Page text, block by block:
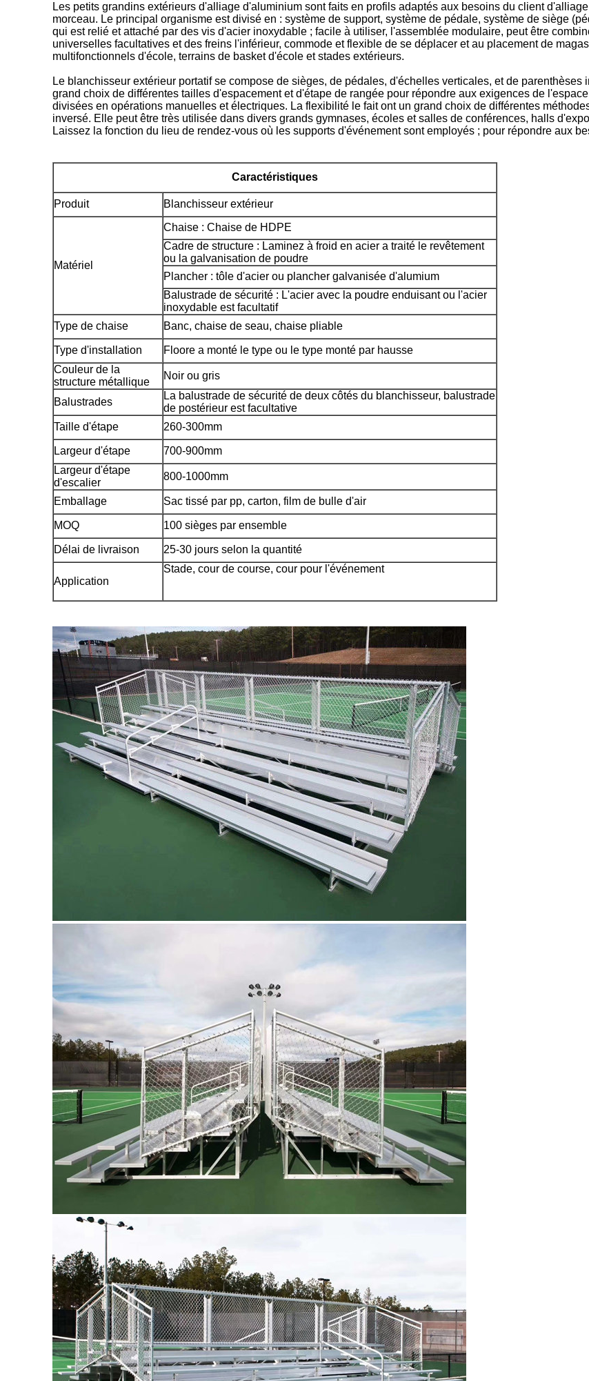
Les petits grandins extérieurs d'alliage d'aluminium sont faits en profils adaptés aux besoins du client
morceau. Le principal organisme est divisé en : système de support, système de pédale, système de siège
qui est relié et attaché par des vis d'acier inoxydable ; facile à utiliser, l'assemblée modulaire, peut être
universelles facultatives et des freins l'inférieur, commode et flexible de se déplacer et au placement de
multifonctionnels d'école, terrains de basket d'école et stades extérieurs.
Le blanchisseur extérieur portatif se compose de sièges, de pédales, d'échelles verticales, et de
grand choix de différentes tailles d'espacement et d'étape de rangée pour répondre aux exigences de
divisées en opérations manuelles et électriques. La flexibilité le fait ont un grand choix de différentes
inversé. Elle peut être très utilisée dans divers grands gymnases, écoles et salles de conférences, halls
Laissez la fonction du lieu de rendez-vous où les supports d'événement sont employés ; pour répondre aux
Caractéristiques
Produit Blanchisseur extérieur
Matériel
Chaise : Chaise de HDPE
Cadre de structure : Laminez à froid en acier a traité le revêtement
ou la galvanisation de poudre
Plancher : tôle d'acier ou plancher galvanisée d'alumium
Balustrade de sécurité : L'acier avec la poudre enduisant ou l'acier
inoxydable est facultatif
Type de chaise
Banc, chaise de seau, chaise pliable
Type d'installation
Floore a monté le type ou le type monté par hausse
Couleur de la
structure métallique
Noir ou gris
Balustrades
La balustrade de sécurité de deux côtés du blanchisseur, balustrade
de postérieur est facultative
Taille d'étape
260-300mm
Largeur d'étape
700-900mm
Largeur d'étape
d'escalier
800-1000mm
Emballage Sac tissé par pp, carton, film de bulle d'air
MOQ 100 sièges par ensemble
Délai de livraison 25-30 jours selon la quantité
Application
Stade, cour de course, cour pour l'événement